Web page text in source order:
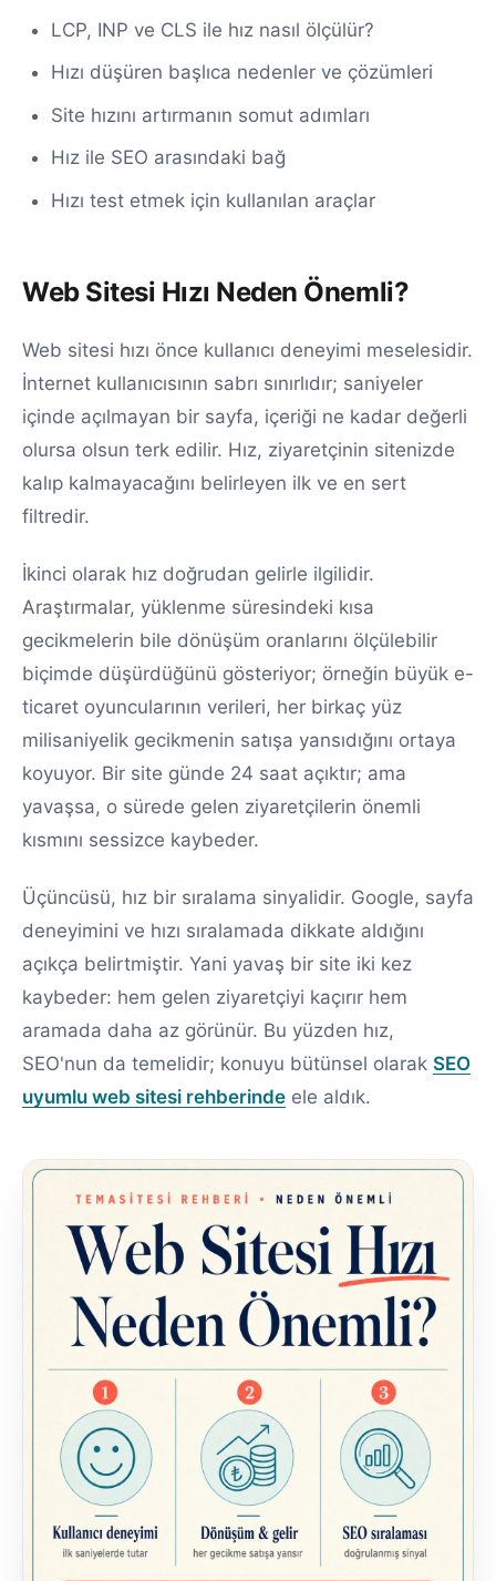
LCP, INP ve CLS ile hız nasıl ölçülür?
Hızı düşüren başlıca nedenler ve çözümleri
Site hızını artırmanın somut adımları
Hız ile SEO arasındaki bağ
Hızı test etmek için kullanılan araçlar
Web Sitesi Hızı Neden Önemli?
Web sitesi hızı önce kullanıcı deneyimi meselesidir.
İnternet kullanıcısının sabrı sınırlıdır; saniyeler
içinde açılmayan bir sayfa, içeriği ne kadar değerli
olursa olsun terk edilir. Hız, ziyaretçinin sitenizde
kalıp kalmayacağını belirleyen ilk ve en sert
filtredir.
İkinci olarak hız doğrudan gelirle ilgilidir.
Araştırmalar, yüklenme süresindeki kısa
gecikmelerin bile dönüşüm oranlarını ölçülebilir
biçimde düşürdüğünü gösteriyor; örneğin büyük e-
ticaret oyuncularının verileri, her birkaç yüz
milisaniyelik gecikmenin satışa yansıdığını ortaya
koyuyor. Bir site günde 24 saat açıktır; ama
yavaşsa, o sürede gelen ziyaretçilerin önemli
kısmını sessizce kaybeder.
Üçüncüsü, hız bir sıralama sinyalidir. Google, sayfa
deneyimini ve hızı sıralamada dikkate aldığını
açıkça belirtmiştir. Yani yavaş bir site iki kez
kaybeder: hem gelen ziyaretçiyi kaçırır hem
aramada daha az görünür. Bu yüzden hız,
SEO'nun da temelidir; konuyu bütünsel olarak SEO
uyumlu web sitesi rehberinde ele aldık.